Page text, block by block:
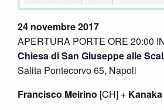
24 novembre 2017
APERTURA PORTE ORE 20:00
Chiesa di San Giuseppe alle
Salita Pontecorvo 65, Napoli
Francisco Meirino [CH] + Kanaka